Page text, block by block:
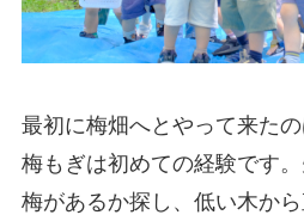
最初に梅畑へとやって来たの
梅もぎは初めての経験です
梅があるか探し、低い木か